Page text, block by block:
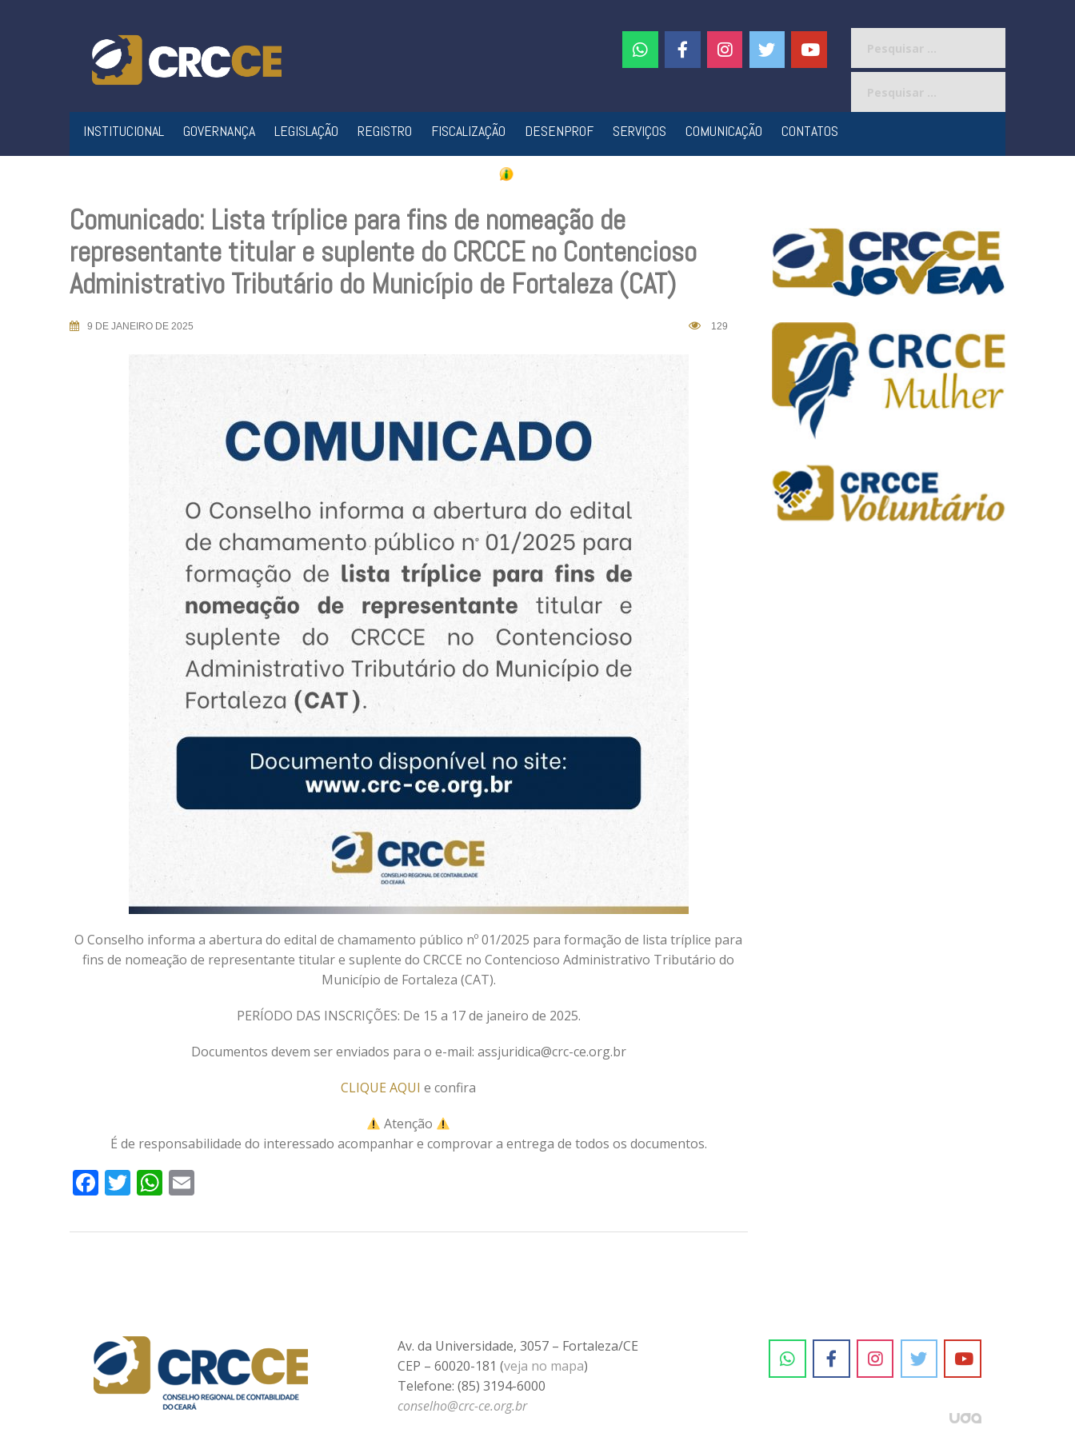
INSTITUCIONAL GOVERNANÇA LEGISLAÇÃO REGISTRO FISCALIZAÇÃO DESENPROF SERVIÇOS COMUNICAÇÃO CONTATOS
Comunicado: Lista tríplice para fins de nomeação de
representante titular e suplente do CRCCE no Contencioso
Administrativo Tributário do Município de Fortaleza (CAT)
9 DE JANEIRO DE 2025 129
O Conselho informa a abertura do edital de chamamento público nº 01/2025 para formação de lista tríplice para
fins de nomeação de representante titular e suplente do CRCCE no Contencioso Administrativo Tributário do
Município de Fortaleza (CAT).
PERÍODO DAS INSCRIÇÕES: De 15 a 17 de janeiro de 2025.
Documentos devem ser enviados para o e-mail: assjuridica@crc-ce.org.br
CLIQUE AQUI e confira
Atenção
É de responsabilidade do interessado acompanhar e comprovar a entrega de todos os documentos.
Facebook
TwitterWhatsApp
Av. da Universidade, 3057 – Fortaleza/CE
CEP – 60020-181 (veja no mapa)
Telefone: (85) 3194-6000
conselho@crc-ce.org.br